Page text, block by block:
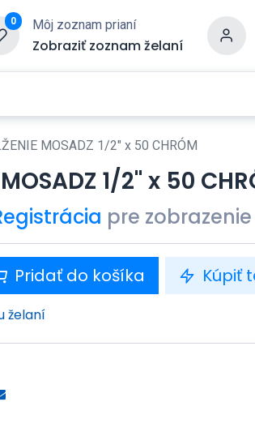
0 Môj zoznam prianí
Zobraziť zoznam želaní
MOSADZ 1/2" x 50 CHRÓM
MOSADZ 1/2" x 50
pre
Pridať do košíka Kúpiť
želaní